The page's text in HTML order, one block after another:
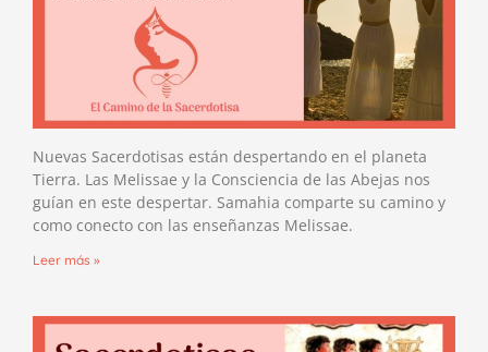
Nuevas Sacerdotisas están despertando en el planeta
Tierra. Las Melissae y la Consciencia de las Abejas nos
guían en este despertar. Samahia comparte su camino y
como conecto con las enseñanzas Melissae.
Leer más »